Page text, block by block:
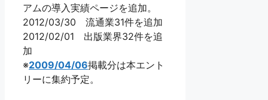
アムの導入実績ページを追加。
2012/03/30 流通業31件を追加
2012/02/01 出版業界32件を追
加
※2009/04/06掲載分は本エント
リーに集約予定。